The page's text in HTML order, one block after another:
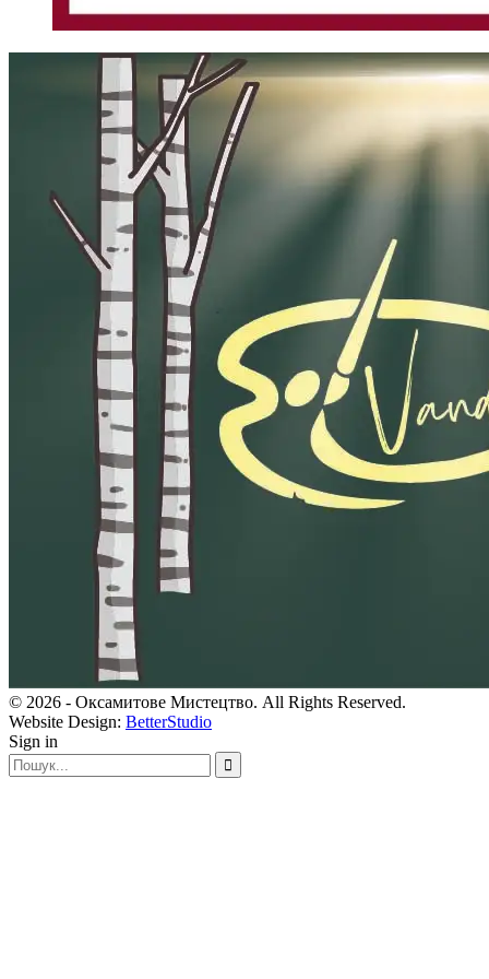
© 2026 - Оксамитове Мистецтво. All Rights Reserved.
Website Design: BetterStudio
Sign in